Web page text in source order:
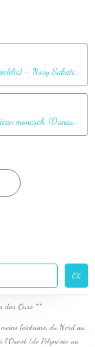
Papillon Junonia oenone, Dark blue pansy (Junonia oenone epiclelia) - Nosy Sakatia - Madagascar
Papillon Petit monarque, Monarque africain, Plain tiger, African monarch (Danaus chrysippus) - Nosy Sakatia - Madagascar
lointains, du Nord au
l'Ouest (de Polynésie au